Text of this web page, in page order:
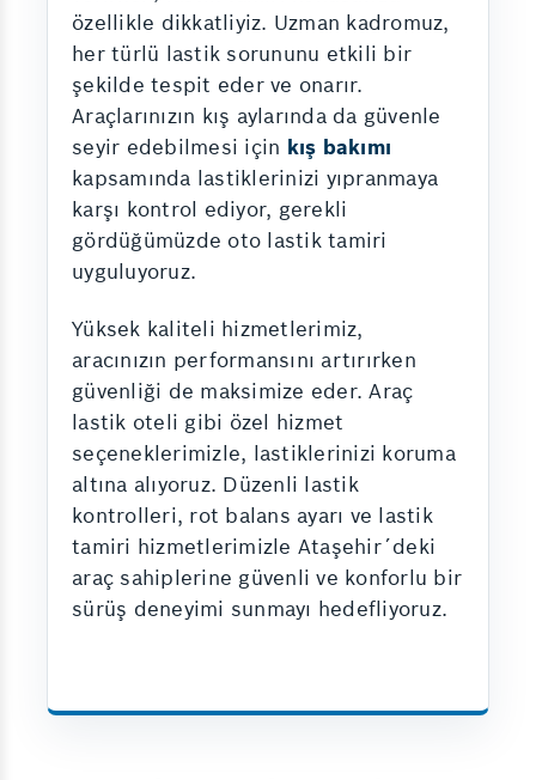
özellikle dikkatliyiz. Uzman kadromuz,
her türlü lastik sorununu etkili bir
şekilde tespit eder ve onarır.
Araçlarınızın kış aylarında da güvenle
seyir edebilmesi için kış bakımı
kapsamında lastiklerinizi yıpranmaya
karşı kontrol ediyor, gerekli
gördüğümüzde oto lastik tamiri
uyguluyoruz.
Yüksek kaliteli hizmetlerimiz,
aracınızın performansını artırırken
güvenliği de maksimize eder. Araç
lastik oteli gibi özel hizmet
seçeneklerimizle, lastiklerinizi koruma
altına alıyoruz. Düzenli lastik
kontrolleri, rot balans ayarı ve lastik
tamiri hizmetlerimizle Ataşehir´deki
araç sahiplerine güvenli ve konforlu bir
sürüş deneyimi sunmayı hedefliyoruz.